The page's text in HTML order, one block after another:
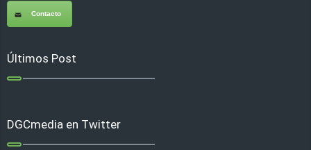
Contacto
Últimos Post
DGCmedia en Twitter